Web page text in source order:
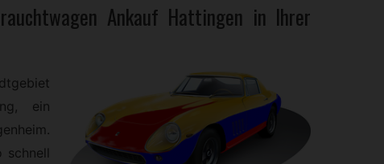
Ankauf Hattingen in Ihrer
ein
schnell